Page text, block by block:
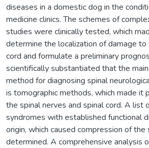
diseases in a domestic dog in the
medicine clinics. The schemes of
studies were clinically tested, which
determine the localization of damage to
cord and formulate a preliminary
scientifically substantiated that the
method for diagnosing spinal
is tomographic methods, which made it
the spinal nerves and spinal cord. A list
syndromes with established functional
origin, which caused compression of the
determined. A comprehensive analysis